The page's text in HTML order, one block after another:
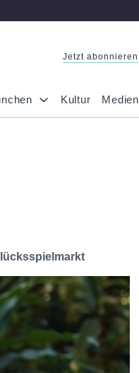
Jetzt abonnieren
Kultur Medien